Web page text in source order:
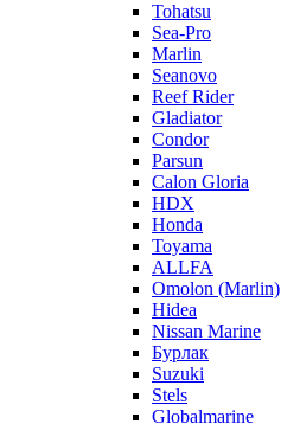
Tohatsu
Sea-Pro
Marlin
Seanovo
Reef Rider
Gladiator
Condor
Parsun
Calon Gloria
HDX
Honda
Toyama
ALLFA
Omolon (Marlin)
Hidea
Nissan Marine
Бурлак
Suzuki
Stels
Globalmarine